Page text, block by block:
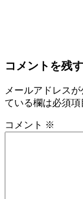
コメントを残す
メールアドレス
ている欄は必須項
コメント ※